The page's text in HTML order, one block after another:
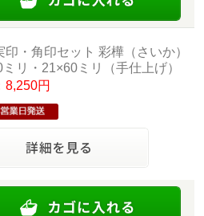
印・角印セット 彩樺（さいか）
リ・21×60ミリ（手仕上げ）
8,250円